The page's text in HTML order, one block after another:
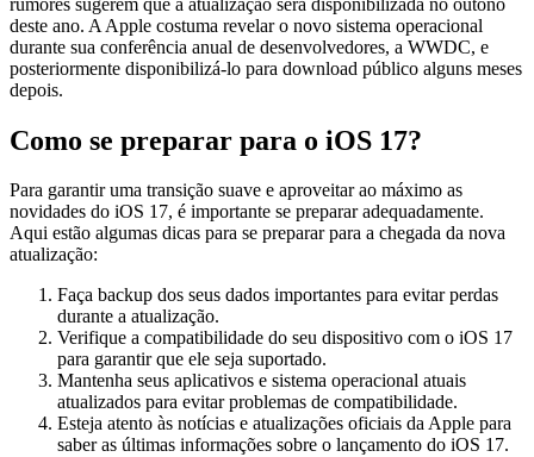
deste ano. A Apple costuma revelar o novo sistema operacional
durante sua conferência anual de desenvolvedores, a WWDC, e
posteriormente disponibilizá-lo para download público alguns meses
depois.
Como se preparar para o iOS 17?
Para garantir uma transição suave e aproveitar ao máximo as
novidades do iOS 17, é importante se preparar adequadamente.
Aqui estão algumas dicas para se preparar para a chegada da nova
atualização:
Faça backup dos seus dados importantes para evitar perdas
durante a atualização.
Verifique a compatibilidade do seu dispositivo com o iOS 17
para garantir que ele seja suportado.
Mantenha seus aplicativos e sistema operacional atuais
atualizados para evitar problemas de compatibilidade.
Esteja atento às notícias e atualizações oficiais da Apple para
saber as últimas informações sobre o lançamento do iOS 17.